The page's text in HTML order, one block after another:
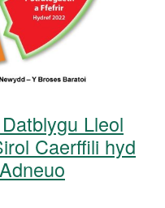
Lleol
Caerffili hyd